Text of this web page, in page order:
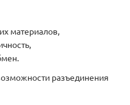
материалов,
разъединения